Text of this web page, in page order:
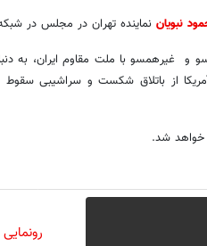
نبویان نماینده تهران در مجلس در
و غیرهمسو با ملت مقاوم ایران، به
از باتلاق شکست و سراشیبی سقوط
خواهد شد.